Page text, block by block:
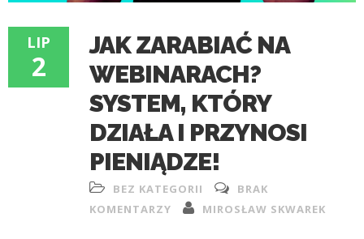
LIP
2
JAK ZARABIAĆ NA
WEBINARACH?
SYSTEM, KTÓRY
DZIAŁA I PRZYNOSI
PIENIĄDZE!
BEZ KATEGORII
BRAK
KOMENTARZY
MIROSŁAW SKWAREK